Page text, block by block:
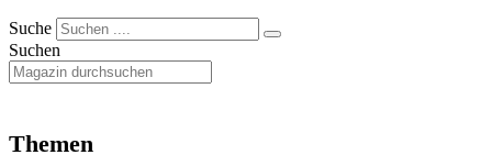
Suche
Suchen
Themen